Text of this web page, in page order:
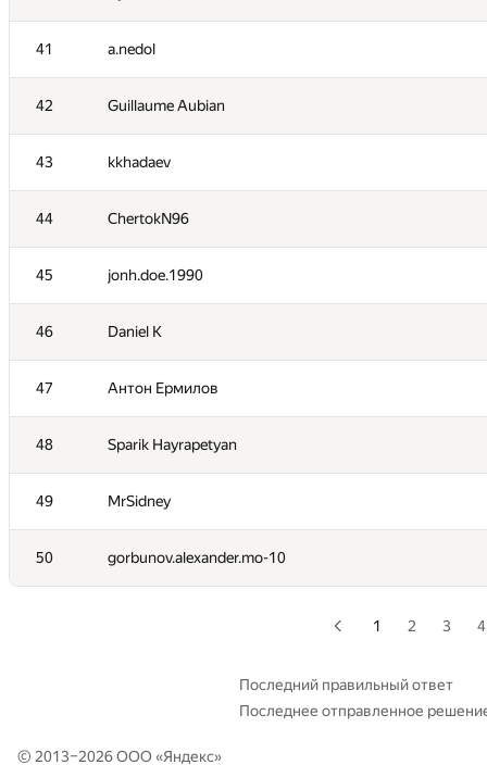
41 a.nedol
42 Guillaume Aubian
43 kkhadaev
44 ChertokN96
45 jonh.doe.1990
46 Daniel K
47 Антон Ермилов
48 Sparik Hayrapetyan
49 MrSidney
50 gorbunov.alexander.mo-10
24 000 Anatoly Tolstobrov
25 AwIDoK
26 MrDindows
27 alexander.sibyakov
28 sagresash
29 kvk1901
30 katsam@passap.ru
31 alexthreed
32 exoji2e
33 vasiliev.dsd
1 2 3 4
Последний правильный ответ
Последнее отправленное
© 2013–2026 ООО «Яндекс»